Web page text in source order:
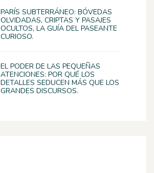
PARÍS SUBTERRÁNEO: BÓVEDAS
OLVIDADAS, CRIPTAS Y PASAJES
OCULTOS, LA GUÍA DEL PASEANTE
CURIOSO.
EL PODER DE LAS PEQUEÑAS
ATENCIONES: POR QUÉ LOS
DETALLES SEDUCEN MÁS QUE LOS
GRANDES DISCURSOS.